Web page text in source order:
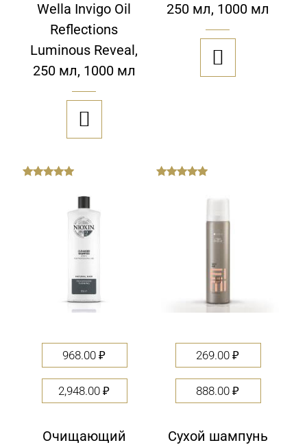
Wella Invigo Oil
Reflections
Luminous Reveal,
250 мл, 1000 мл

250 мл, 1000 мл

968.00 ₽
2,948.00 ₽
Очищающий
269.00 ₽
888.00 ₽
Сухой шампунь